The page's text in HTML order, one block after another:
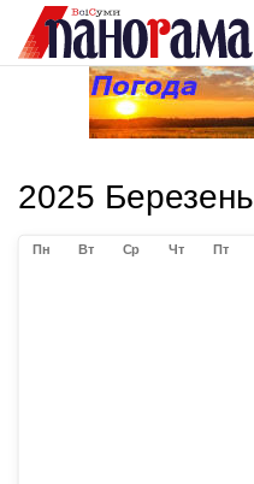
2025 Березень
Пн Вт Ср Чт Пт